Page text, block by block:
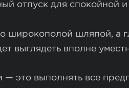
отпуск для спокойной
широкополой шляпой, а
выглядеть вполне
это выполнять все